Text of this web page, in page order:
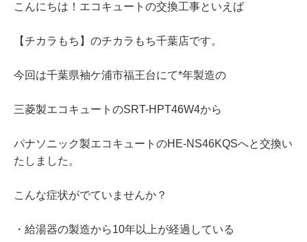
こんにちは！エコキュートの交換工事といえば
【チカラもち】のチカラもち千葉店です。
今回は千葉県袖ケ浦市福王台にて*年製造の
三菱製エコキュートのSRT-HPT46W4から
パナソニック製エコキュートのHE-NS46KQSへと交換い
たしました。
こんな症状がでていませんか？
・給湯器の製造から10年以上が経過している